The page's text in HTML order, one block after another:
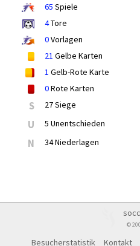
65 Spiele
4Tore
0Vorlagen
21 Gelbe Karten
1 Gelb-Rote Karte
0Rote Karten
S 27 Siege
U 5 Unentschieden
N 34 Niederlagen
©
Besucherstatistik Kontakt